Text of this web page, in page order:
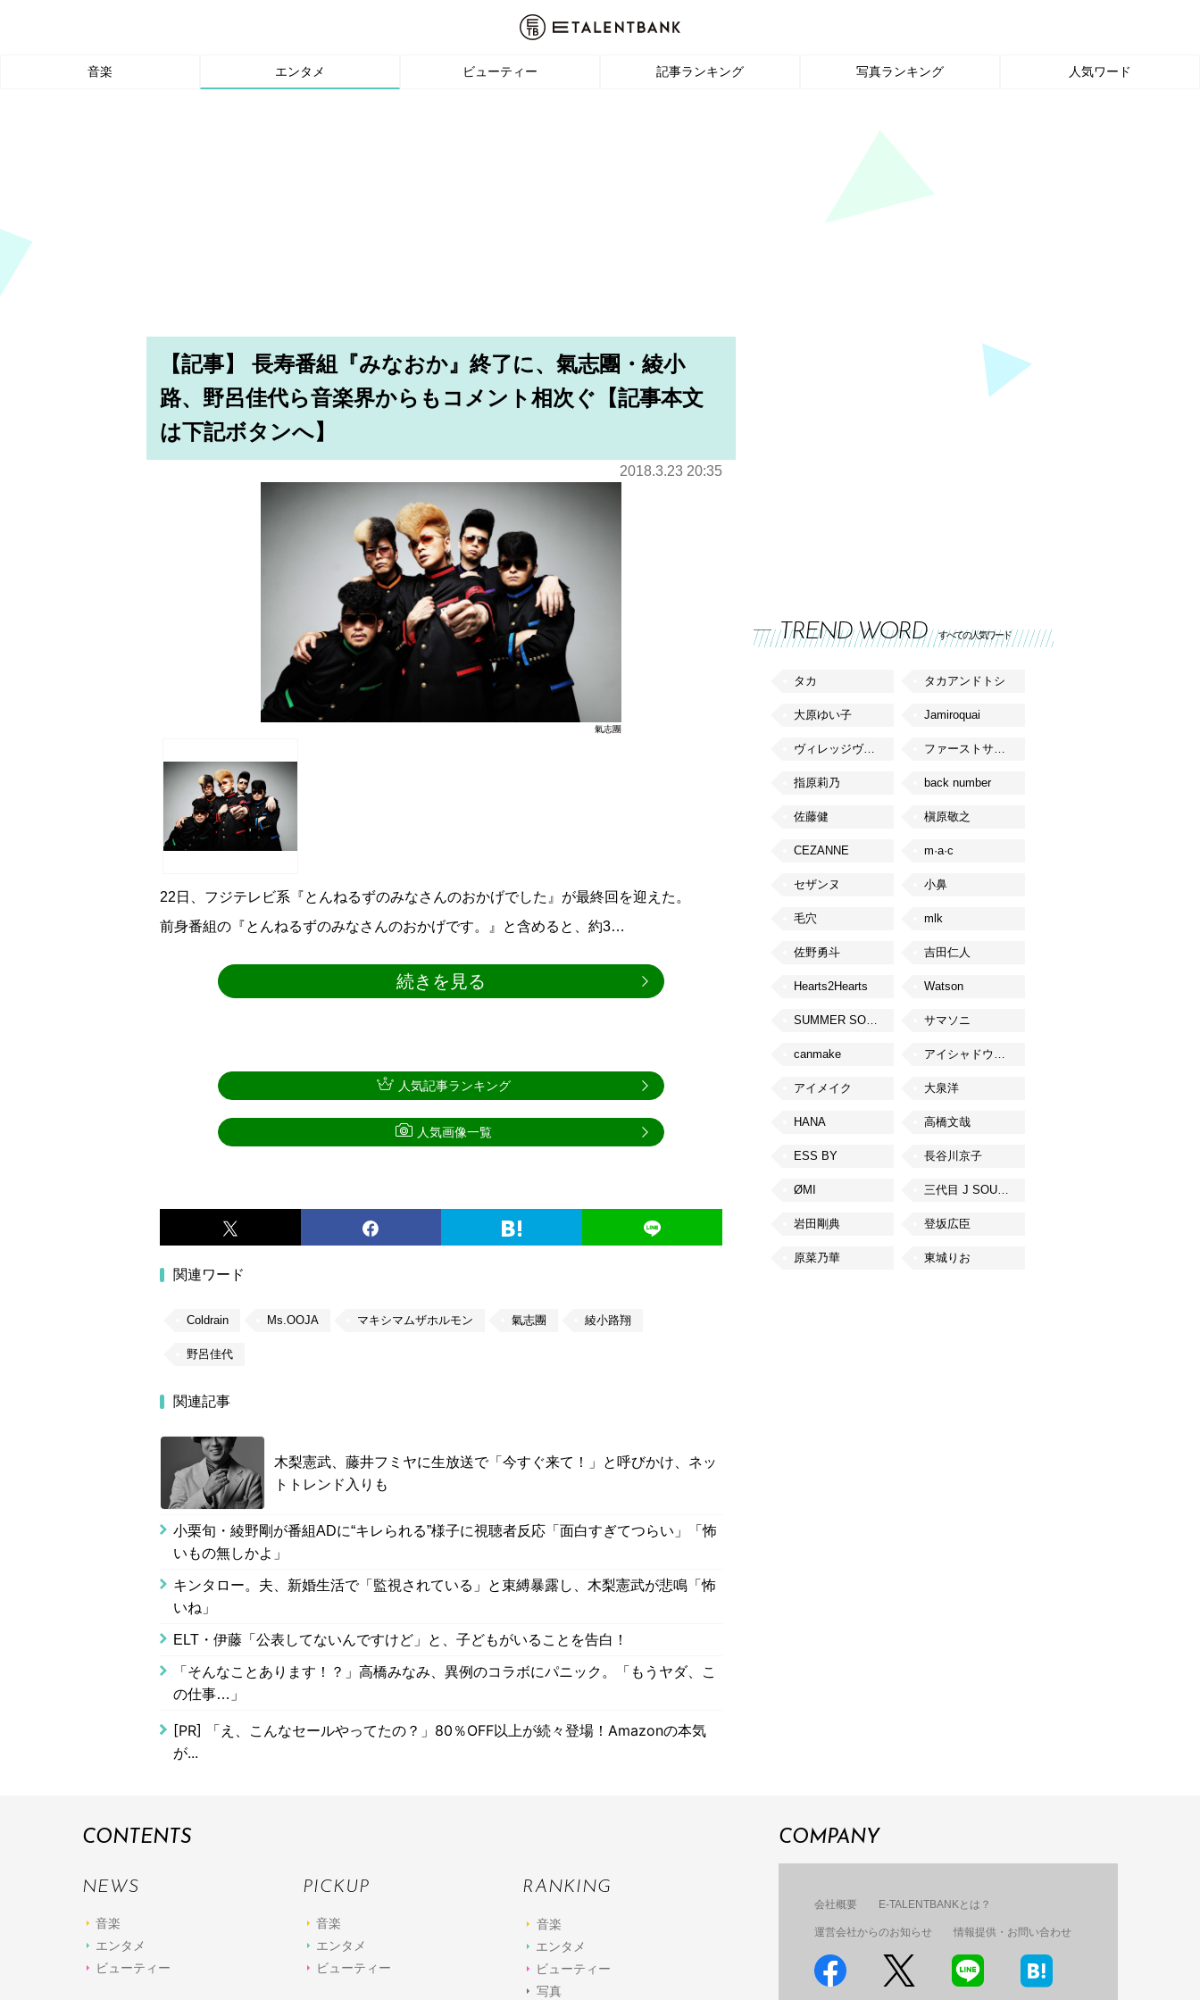
音楽 エンタメ ビューティー 記事ランキング 写真ランキング 人気ワード
【記事】 長寿番組『みなおか』終了に、氣志團・綾小
路、野呂佳代ら音楽界からもコメント相次ぐ【記事本文
は下記ボタンへ】
2018.3.23 20:35
氣志團
22日、フジテレビ系『とんねるずのみなさんのおかげでした』が最終回を迎えた。
前身番組の『とんねるずのみなさんのおかげです。』と含めると、約3…
続きを見る
関連ワード
Coldrain Ms.OOJA マキシマムザホルモン 氣志團 綾小路翔
野呂佳代
関連記事
木梨憲武、藤井フミヤに生放送で「今すぐ来て！」と呼びかけ、ネッ
トトレンド入りも
小栗旬・綾野剛が番組ADに“キレられる”様子に視聴者反応「面白すぎてつらい」「怖
いもの無しかよ」
キンタロー。夫、新婚生活で「監視されている」と束縛暴露し、木梨憲武が悲鳴「怖
いね」
ELT・伊藤「公表してないんですけど」と、子どもがいることを告白！
「そんなことあります！？」高橋みなみ、異例のコラボにパニック。「もうヤダ、こ
の仕事…」
[PR]
「え、こんなセールやってたの？」80％OFF以上が続々登場！Amazonの本気
が...
人気記事ランキング
人気画像一覧
TREND WORD すべての人気ワード
タカ タカアンドトシ
大原ゆい子 Jamiroquai
ヴィレッジヴァンガード ファーストサマーウイカ
指原莉乃 back number
佐藤健 槇原敬之
CEZANNE m·a·c
セザンヌ 小鼻
毛穴 mlk
佐野勇斗 吉田仁人
Hearts2Hearts Watson
SUMMER SONIC サマソニ
canmake アイシャドウベース
アイメイク 大泉洋
HANA 高橋文哉
ESS BY 長谷川京子
ØMI 三代目 J SOUL BROTHERS from EXILE TRIBE
岩田剛典 登坂広臣
原菜乃華 東城りお
CONTENTS
NEWS
音楽
エンタメ
ビューティー
PICKUP
音楽
エンタメ
ビューティー
RANKING
音楽
エンタメ
ビューティー
写真
COMPANY
会社概要 E-TALENTBANKとは？
運営会社からのお知らせ 情報提供・お問い合わせ